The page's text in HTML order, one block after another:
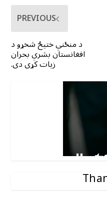
PREVIOUS
د منځني ختیځ شخړو د
افغانستان بشري بحران
زیات کړی دی.